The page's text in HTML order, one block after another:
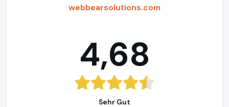
webbearsolutions.com
4,68
Sehr Gut